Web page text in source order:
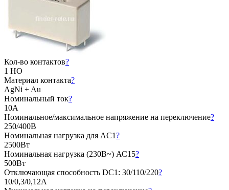
Кол-во контактов?
1 НО
Материал контакта?
AgNi + Au
Номинальный ток?
10А
Номинальное/максимальное напряжение на переключение?
250/400В
Номинальная нагрузка для AC1?
2500Вт
Номинальная нагрузка (230В~) АС15?
500Вт
Отключающая способность DC1: 30/110/220?
10/0,3/0,12А